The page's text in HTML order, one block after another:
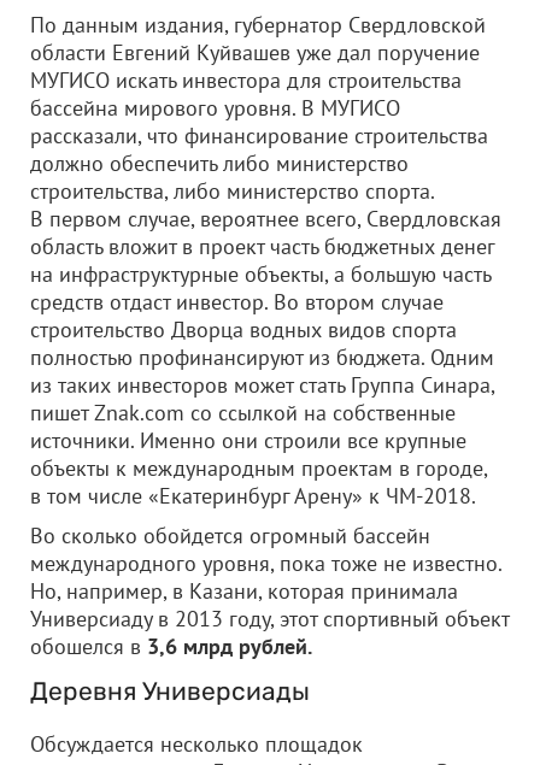
По данным издания, губернатор Свердловской
области Евгений Куйвашев уже дал поручение
МУГИСО искать инвестора для строительства
бассейна мирового уровня. В МУГИСО
рассказали, что финансирование строительства
должно обеспечить либо министерство
строительства, либо министерство спорта.
В первом случае, вероятнее всего, Свердловская
область вложит в проект часть бюджетных денег
на инфраструктурные объекты, а большую часть
средств отдаст инвестор. Во втором случае
строительство Дворца водных видов спорта
полностью профинансируют из бюджета. Одним
из таких инвесторов может стать Группа Синара,
пишет Znak.com со ссылкой на собственные
источники. Именно они строили все крупные
объекты к международным проектам в городе,
в том числе «Екатеринбург Арену» к ЧМ-2018.
Во сколько обойдется огромный бассейн
международного уровня, пока тоже не известно.
Но, например, в Казани, которая принимала
Универсиаду в 2013 году, этот спортивный объект
обошелся в 3,6 млрд рублей.
Деревня Универсиады
Обсуждается несколько площадок